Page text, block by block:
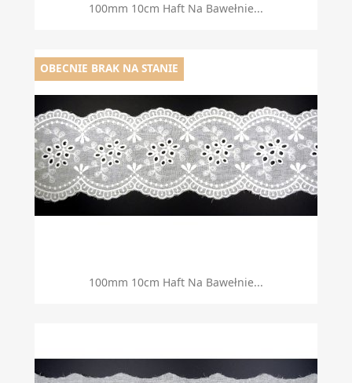
100mm 10cm Haft Na Bawełnie...
100mm 10cm Haft Na Bawełnie...
OBECNIE BRAK NA STANIE